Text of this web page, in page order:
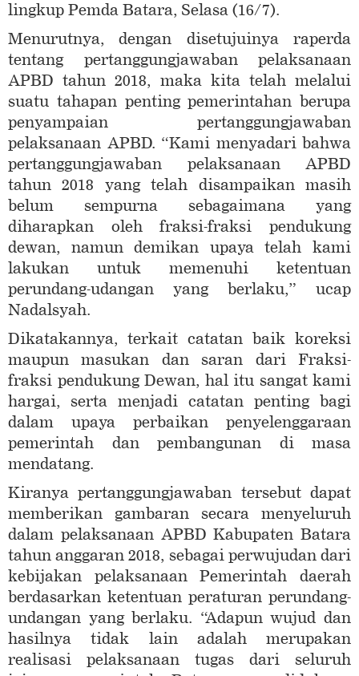
lingkup Pemda Batara, Selasa (16/7).
Menurutnya, dengan disetujuinya raperda
tentang pertanggungjawaban pelaksanaan
APBD tahun 2018, maka kita telah melalui
suatu tahapan penting pemerintahan berupa
penyampaian pertanggungjawaban
pelaksanaan APBD. “Kami menyadari bahwa
pertanggungjawaban pelaksanaan APBD
tahun 2018 yang telah disampaikan masih
belum sempurna sebagaimana yang
diharapkan oleh fraksi-fraksi pendukung
dewan, namun demikan upaya telah kami
lakukan untuk memenuhi ketentuan
perundang-udangan yang berlaku,” ucap
Nadalsyah.
Dikatakannya, terkait catatan baik koreksi
maupun masukan dan saran dari Fraksi-
fraksi pendukung Dewan, hal itu sangat kami
hargai, serta menjadi catatan penting bagi
dalam upaya perbaikan penyelenggaraan
pemerintah dan pembangunan di masa
mendatang.
Kiranya pertanggungjawaban tersebut dapat
memberikan gambaran secara menyeluruh
dalam pelaksanaan APBD Kabupaten Batara
tahun anggaran 2018, sebagai perwujudan dari
kebijakan pelaksanaan Pemerintah daerah
berdasarkan ketentuan peraturan perundang-
undangan yang berlaku. “Adapun wujud dan
hasilnya tidak lain adalah merupakan
realisasi pelaksanaan tugas dari seluruh